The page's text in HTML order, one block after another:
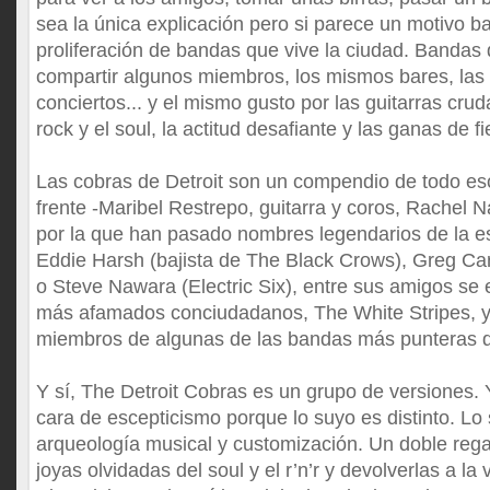
sea la única explicación pero si parece un motivo
proliferación de bandas que vive la ciudad. Bandas
compartir algunos miembros, los mismos bares,
conciertos... y el mismo gusto por las guitarras
rock y el soul, la actitud desafiante y las ganas de
Las cobras de Detroit son un compendio de todo
frente -Maribel Restrepo, guitarra y coros, Rachel
por la que han pasado nombres legendarios de la
Eddie Harsh (bajista de The Black Crows), Greg
o Steve Nawara (Electric Six), entre sus amigos se
más afamados conciudadanos, The White Stripes,
miembros de algunas de las bandas más punteras
Y sí, The Detroit Cobras es un grupo de versiones.
cara de escepticismo porque lo suyo es distinto. Lo
arqueología musical y customización. Un doble
joyas olvidadas del soul y el r’n’r y devolverlas a la